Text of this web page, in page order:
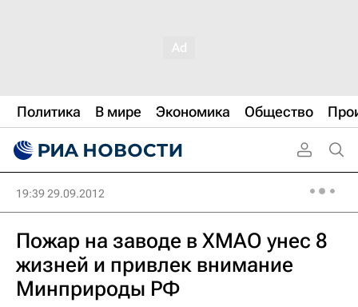
Политика В мире Экономика Общество
19:39 29.09.2012
Пожар на заводе в ХМАО унес 8
жизней и привлек внимание
Минприроды РФ